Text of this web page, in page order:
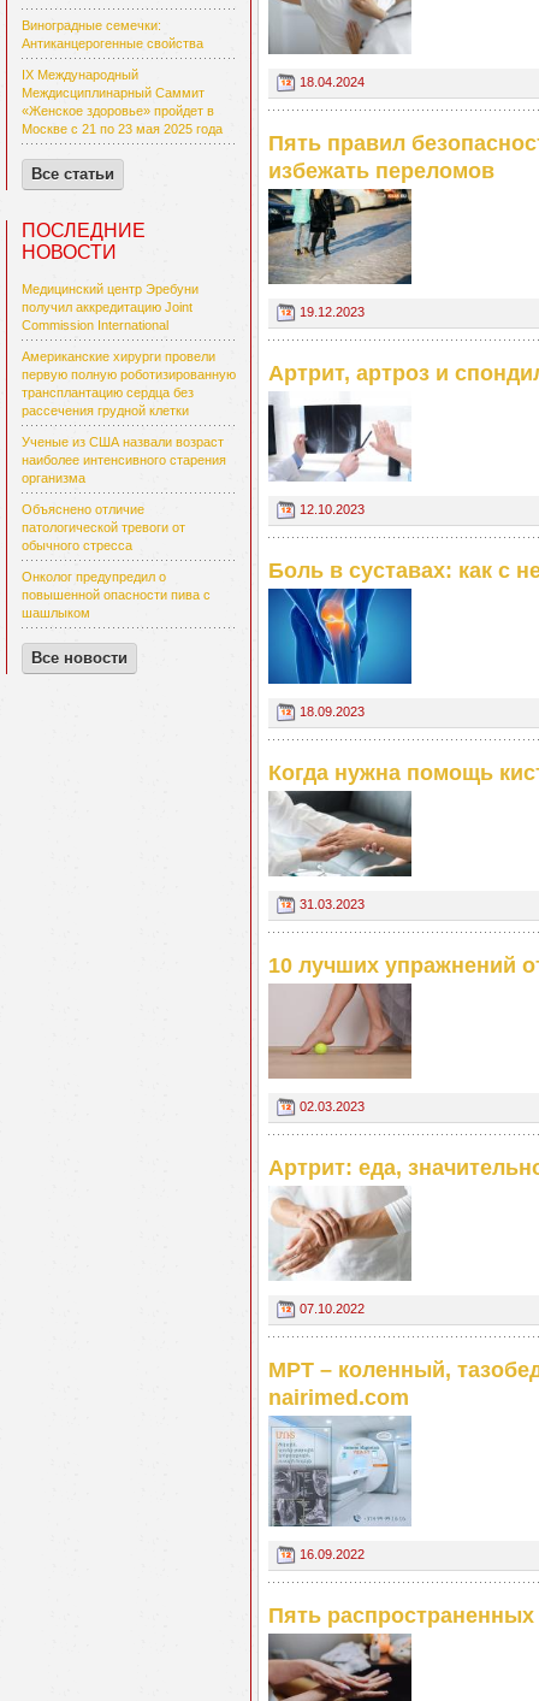
Виноградные семечки:
Антиканцерогенные свойства
IX Международный
Междисциплинарный Саммит
«Женское здоровье» пройдет в
Москве с 21 по 23 мая 2025 года
Все статьи
ПОСЛЕДНИЕ
НОВОСТИ
Медицинский центр Эребуни
получил аккредитацию Joint
Commission International
Американские хирурги провели
первую полную роботизированную
трансплантацию сердца без
рассечения грудной клетки
Ученые из США назвали возраст
наиболее интенсивного старения
организма
Объяснено отличие
патологической тревоги от
обычного стресса
Онколог предупредил о
повышенной опасности пива с
шашлыком
Все новости
18.04.2024
Пять правил
избежать переломов
19.12.2023
Артрит, артроз и
12.10.2023
Боль в суставах: как с
18.09.2023
Когда нужна помощь
31.03.2023
10 лучших упражнений
02.03.2023
Артрит: еда,
07.10.2022
МРТ – коленный,
nairimed.com
16.09.2022
Пять распространенных